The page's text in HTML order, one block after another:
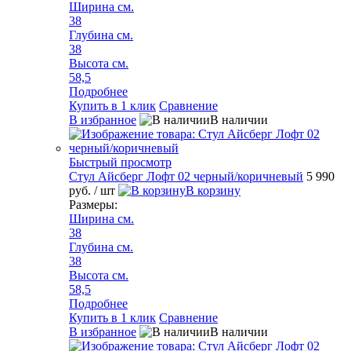
Ширина см.
38
Глубина см.
38
Высота см.
58,5
Подробнее
Купить в 1 клик Сравнение
В избранное
В наличии
Быстрый просмотр
Стул Айсберг Лофт 02 черный/коричневый 5 990
руб. / шт
В корзину
Размеры:
Ширина см.
38
Глубина см.
38
Высота см.
58,5
Подробнее
Купить в 1 клик Сравнение
В избранное
В наличии